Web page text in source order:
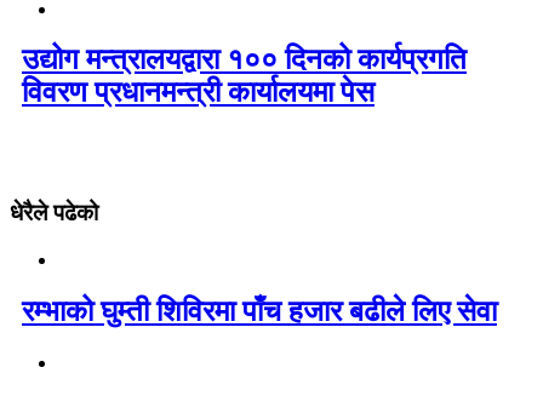
उद्योग मन्त्रालयद्वारा १०० दिनको कार्यप्रगति
विवरण प्रधानमन्त्री कार्यालयमा पेस
धेरैले पढेको
रम्भाको घुम्ती शिविरमा पाँच हजार बढीले लिए सेवा